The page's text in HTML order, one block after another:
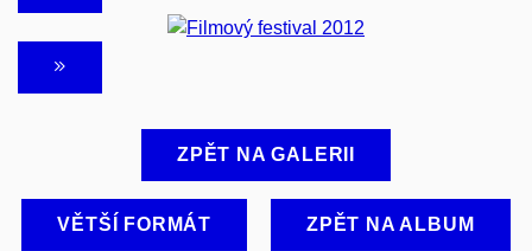
ZPĚT NA GALERII
VĚTŠÍ FORMÁT ZPĚT NA ALBUM